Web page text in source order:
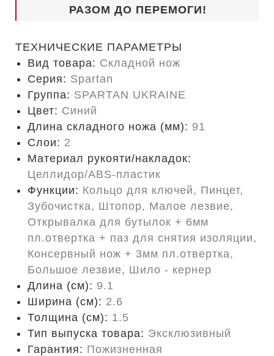
РАЗОМ ДО ПЕРЕМОГИ!
ТЕХНИЧЕСКИЕ ПАРАМЕТРЫ
Вид товара: Складной нож
Серия: Spartan
Группа: SPARTAN UKRAINE
Цвет: Синий
Длина складного ножа (мм): 91
Слои: 2
Материал рукояти/накладок:
Целлидор/ABS-пластик
Функции: Кольцо для ключей, Пинцет,
Зубочистка, Штопор, Малое лезвие,
Открывалка для бутылок + 6мм
пл.отвертка + паз для снятия изоляции,
Консервный нож + 3мм пл.отвертка,
Большое лезвие, Шило - кернер
Длина (cм): 9.1
Ширина (см): 2.6
Толщина (см): 1.5
Тип выпуска товара: Эксклюзивный
Гарантия: Пожизненная